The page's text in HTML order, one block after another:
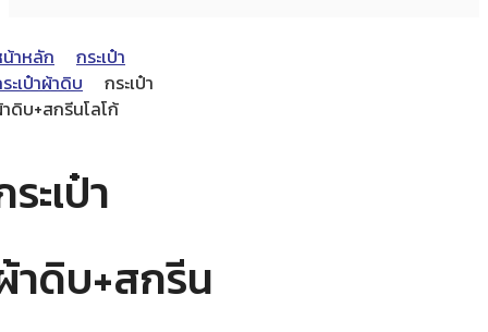
าหลัก
กระเป๋า
ะเป๋าผ้าดิบ
กระเป๋า
ดิบ+สกรีนโลโก้
ะเป๋า
าดิบ+สกรีน